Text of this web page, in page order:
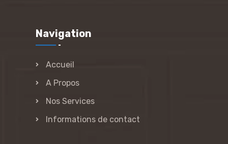
Navigation
Accueil
A Propos
Nos Services
Informations de contact